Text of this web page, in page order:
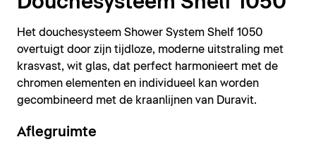
Het douchesysteem Shower System Shelf 1050
overtuigt door zijn tijdloze, moderne uitstraling met
krasvast, wit glas, dat perfect harmonieert met de
chromen elementen en individueel kan worden
gecombineerd met de kraanlijnen van Duravit.
Aflegruimte